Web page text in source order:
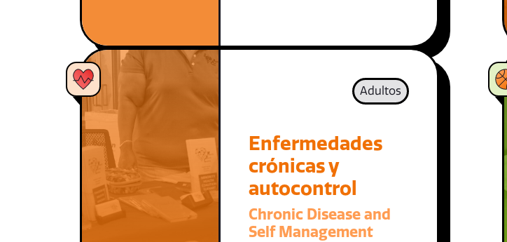
Adultos
Enfermedades
crónicas y
autocontrol
Chronic Disease and
Self Management